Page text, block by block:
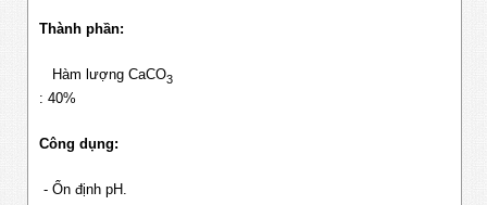
Thành phần:
Hàm lượng CaCO3
: 40%
Công dụng:
- Ổn định pH.